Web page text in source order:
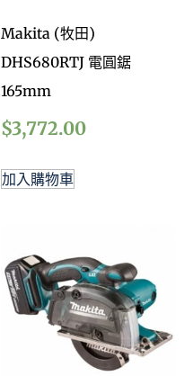
Makita (牧田)
DHS680RTJ 電圓鋸
165mm
$3,772.00
加入購物車